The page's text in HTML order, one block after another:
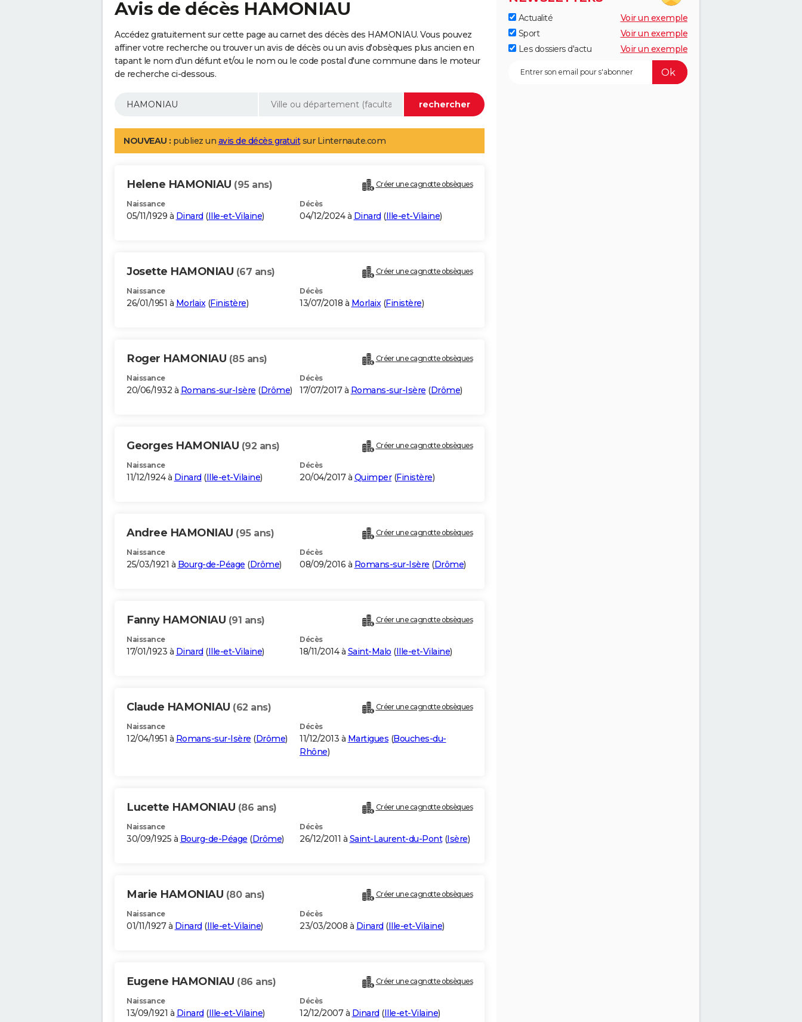
Avis de décès HAMONIAU
Accédez gratuitement sur cette page au carnet des décès des HAMONIAU. Vous pouvez
affiner votre recherche ou trouver un avis de décès ou un avis d'obsèques plus ancien en
tapant le nom d'un défunt et/ou le nom ou le code postal d'une commune dans le moteur
de recherche ci-dessous.
NOUVEAU : publiez un avis de décès gratuitsur Linternaute.com
Helene HAMONIAU (95 ans) Créer une cagnotte obsèques
Naissance
05/11/1929 à Dinard (Ille-et-Vilaine)
Décès
04/12/2024 à Dinard (Ille-et-Vilaine)
Josette HAMONIAU (67 ans) Créer une cagnotte obsèques
Naissance
26/01/1951 à Morlaix(Finistère)
Décès
13/07/2018 à Morlaix(Finistère)
Roger HAMONIAU (85 ans) Créer une cagnotte obsèques
Naissance
20/06/1932 à Romans-sur-Isère (Drôme)
Décès
17/07/2017 à Romans-sur-Isère (Drôme)
Georges HAMONIAU (92 ans) Créer une cagnotte obsèques
Naissance
11/12/1924 à Dinard (Ille-et-Vilaine)
Décès
20/04/2017 à Quimper(Finistère)
Andree HAMONIAU (95 ans) Créer une cagnotte obsèques
Naissance
25/03/1921 à Bourg-de-Péage (Drôme)
Décès
08/09/2016 à Romans-sur-Isère (Drôme)
Fanny HAMONIAU (91 ans) Créer une cagnotte obsèques
Naissance
17/01/1923 à Dinard (Ille-et-Vilaine)
Décès
18/11/2014 à Saint-Malo (Ille-et-Vilaine)
Claude HAMONIAU (62 ans) Créer une cagnotte obsèques
Naissance
12/04/1951 à Romans-sur-Isère (Drôme)
Décès
11/12/2013 à Martigues (Bouches-du-
Rhône)
Lucette HAMONIAU (86 ans) Créer une cagnotte obsèques
Naissance
30/09/1925 à Bourg-de-Péage (Drôme)
Décès
26/12/2011 à Saint-Laurent-du-Pont(Isère)
Marie HAMONIAU (80 ans) Créer une cagnotte obsèques
Naissance
01/11/1927 à Dinard (Ille-et-Vilaine)
Décès
23/03/2008 à Dinard (Ille-et-Vilaine)
Eugene HAMONIAU (86 ans) Créer une cagnotte obsèques
Naissance
13/09/1921 à Dinard (Ille-et-Vilaine)
Décès
12/12/2007 à Dinard (Ille-et-Vilaine)
Actualité
Voir un exemple
Sport
Voir un exemple
Les dossiers d'actu
Voir un exemple